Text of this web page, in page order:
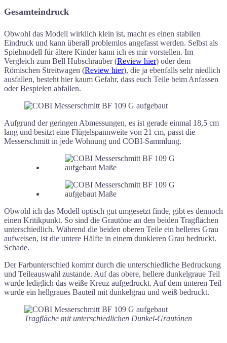
Gesamteindruck
Obwohl das Modell wirklich klein ist, macht es einen stabilen
Eindruck und kann überall problemlos angefasst werden. Selbst als
Spielmodell für ältere Kinder kann ich es mir vorstellen. Im
Vergleich zum Bell Hubschrauber (Review hier) oder dem
Römischen Streitwagen (Review hier), die ja ebenfalls sehr niedlich
ausfallen, besteht hier kaum Gefahr, dass euch Teile beim Anfassen
oder Bespielen abfallen.
Aufgrund der geringen Abmessungen, es ist gerade einmal 18,5 cm
lang und besitzt eine Flügelspannweite von 21 cm, passt die
Messerschmitt in jede Wohnung und COBI-Sammlung.
Obwohl ich das Modell optisch gut umgesetzt finde, gibt es dennoch
einen Kritikpunkt. So sind die Grautöne an den beiden Tragflächen
unterschiedlich. Während die beiden oberen Teile ein helleres Grau
aufweisen, ist die untere Hälfte in einem dunkleren Grau bedruckt.
Schade.
Der Farbunterschied kommt durch die unterschiedliche Bedruckung
und Teileauswahl zustande. Auf das obere, hellere dunkelgraue Teil
wurde lediglich das weiße Kreuz aufgedruckt. Auf dem unteren Teil
wurde ein hellgraues Bauteil mit dunkelgrau und weiß bedruckt.
Tragfläche mit unterschiedlichen Dunkel-Grautönen